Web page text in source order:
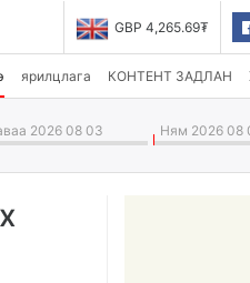
USD 3,496.90₮
ярилцлага КОНТЕНТ ЗАДЛАН
2026 08 03 Ням 2026 08